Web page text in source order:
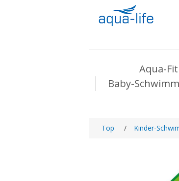
Aqua-
Baby-
Top / Kinder-